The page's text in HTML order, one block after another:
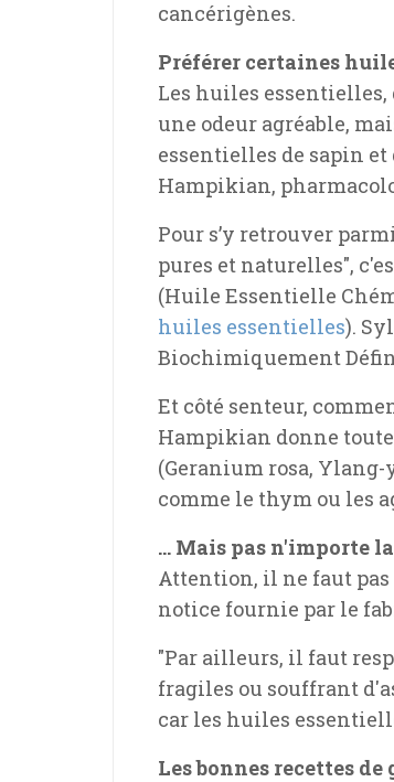
cancérigènes.
Préférer certaines
Les huiles
une odeur agréable,
essentielles de sapin
Hampikian,
Pour s’y retrouver
pures et naturelles",
(Huile Essentielle
huiles essentielles).
Biochimiquement
Et côté senteur,
Hampikian donne
(Geranium rosa,
comme le thym ou les
… Mais pas n'importe
Attention, il ne faut
notice fournie par le
"Par ailleurs, il faut
fragiles ou souffrant
car les huiles
Les bonnes recettes de